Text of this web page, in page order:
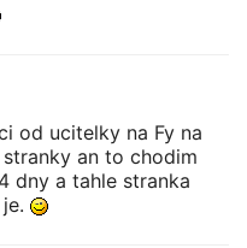
od ucitelky na Fy na
an to chodim
dny a tahle stranka